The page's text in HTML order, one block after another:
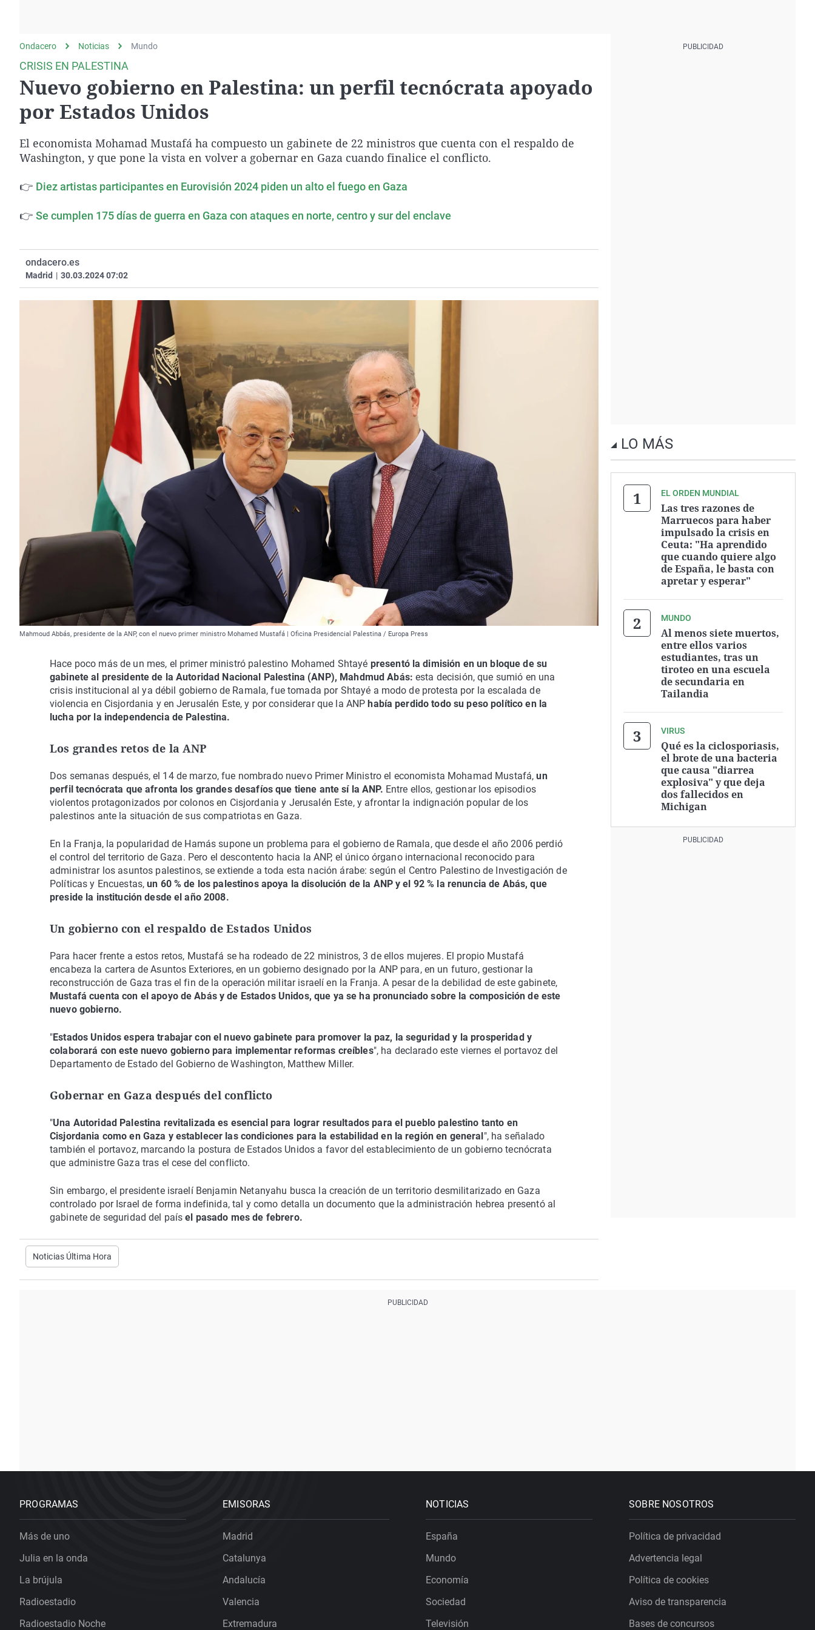
Como el perro y el
País Vasco
Ondacero Noticias Mundo
CRISIS EN PALESTINA
Nuevo gobierno en Palestina: un perfil tecnócrata apoyado
por Estados Unidos
El economista Mohamad Mustafá ha compuesto un gabinete de 22 ministros que cuenta con el respaldo de
Washington, y que pone la vista en volver a gobernar en Gaza cuando finalice el conflicto.
👉 Diez artistas participantes en Eurovisión 2024 piden un alto el fuego en Gaza
👉 Se cumplen 175 días de guerra en Gaza con ataques en norte, centro y sur del enclave
ondacero.es
Madrid | 30.03.2024 07:02
Mahmoud Abbás, presidente de la ANP, con el nuevo primer ministro Mohamed Mustafá | Oficina Presidencial Palestina / Europa Press
Hace poco más de un mes, el primer ministró palestino Mohamed Shtayé presentó la dimisión en un bloque de su
gabinete al presidente de la Autoridad Nacional Palestina (ANP), Mahdmud Abás: esta decisión, que sumió en una
crisis institucional al ya débil gobierno de Ramala, fue tomada por Shtayé a modo de protesta por la escalada de
violencia en Cisjordania y en Jerusalén Este, y por considerar que la ANP había perdido todo su peso político en la
lucha por la independencia de Palestina.
Los grandes retos de la ANP
Dos semanas después, el 14 de marzo, fue nombrado nuevo Primer Ministro el economista Mohamad Mustafá,un
perfil tecnócrata que afronta los grandes desafíos que tiene ante sí la ANP. Entre ellos, gestionar los episodios
violentos protagonizados por colonos en Cisjordania y Jerusalén Este, y afrontar la indignación popular de los
palestinos ante la situación de sus compatriotas en Gaza.
En la Franja, la popularidad de Hamás supone un problema para el gobierno de Ramala, que desde el año 2006 perdió
el control del territorio de Gaza. Pero el descontento hacia la ANP, el único órgano internacional reconocido para
administrar los asuntos palestinos, se extiende a toda esta nación árabe: según el Centro Palestino de Investigación de
Políticas y Encuestas, un 60 % de los palestinos apoya la disolución de la ANP y el 92 % la renuncia de Abás, que
preside la institución desde el año 2008.
Un gobierno con el respaldo de Estados Unidos
Para hacer frente a estos retos, Mustafá se ha rodeado de 22 ministros, 3 de ellos mujeres. El propio Mustafá
encabeza la cartera de Asuntos Exteriores, en un gobierno designado por la ANP para, en un futuro, gestionar la
reconstrucción de Gaza tras el fin de la operación militar israelí en la Franja. A pesar de la debilidad de este gabinete,
Mustafá cuenta con el apoyo de Abás y de Estados Unidos, que ya se ha pronunciado sobre la composición de este
nuevo gobierno.
"Estados Unidos espera trabajar con el nuevo gabinete para promover la paz, la seguridad y la prosperidad y
colaborará con este nuevo gobierno para implementar reformas creíbles", ha declarado este viernes el portavoz del
Departamento de Estado del Gobierno de Washington, Matthew Miller.
Gobernar en Gaza después del conflicto
"Una Autoridad Palestina revitalizada es esencial para lograr resultados para el pueblo palestino tanto en
Cisjordania como en Gaza y establecer las condiciones para la estabilidad en la región en general ", ha señalado
también el portavoz, marcando la postura de Estados Unidos a favor del establecimiento de un gobierno tecnócrata
que administre Gaza tras el cese del conflicto.
Sin embargo, el presidente israelí Benjamin Netanyahu busca la creación de un territorio desmilitarizado en Gaza
controlado por Israel de forma indefinida, tal y como detalla un documento que la administración hebrea presentó al
gabinete de seguridad del paísel pasado mes de febrero.
Noticias Última Hora
LO MÁS
EL ORDEN MUNDIAL
Las tres razones de
Marruecos para haber
impulsado la crisis en
Ceuta: "Ha aprendido
que cuando quiere algo
de España, le basta con
apretar y esperar"
MUNDO
Al menos siete muertos,
entre ellos varios
estudiantes, tras un
tiroteo en una escuela
de secundaria en
Tailandia
VIRUS
Qué es la ciclosporiasis,
el brote de una bacteria
que causa "diarrea
explosiva" y que deja
dos fallecidos en
Michigan
PROGRAMAS
Más de uno
Julia en la onda
La brújula
Radioestadio
Radioestadio Noche
EMISORAS
Madrid
Catalunya
Andalucía
Valencia
Extremadura
NOTICIAS
España
Mundo
Economía
Sociedad
Televisión
SOBRE NOSOTROS
Política de privacidad
Advertencia legal
Política de cookies
Aviso de transparencia
Bases de concursos